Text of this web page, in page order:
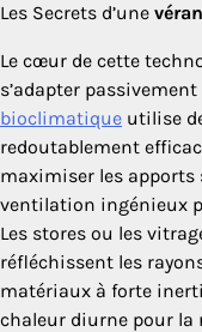
Les Secrets d’une
Le cœur de cette
s’adapter
bioclimatique utilise
redoutablement
maximiser les apports
ventilation ingénieux
Les stores ou les
réfléchissent les
matériaux à forte
chaleur diurne pour la